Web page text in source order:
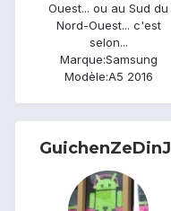
Ouest... ou au Sud du
Nord-Ouest... c'est
selon...
Marque:Samsung
Modèle:A5 2016
GuichenZeDinJ